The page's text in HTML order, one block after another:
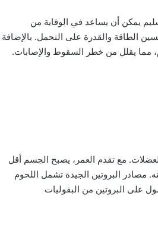
يمكن أن يساعد في الوقاية من
الطاقة والقدرة على التحمل. بالإضافة
مما يقلل من خطر السقوط والإصابات.
مع تقدم العمر، يصبح الجسم أقل
مصادر البروتين الجيدة تشمل اللحوم
على البروتين من البقوليات